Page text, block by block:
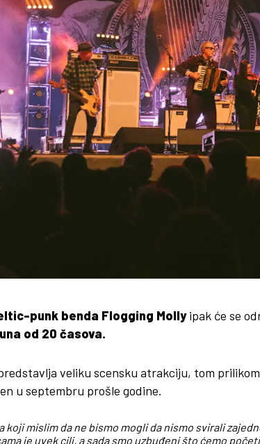
punk benda Flogging Mollyipak će se
od 20 časova.
veliku scensku atrakciju, tom
u septembru prošle godine.
koji mislim da ne bismo mogli da nismo svirali
je uvek cilj, a sada smo uzbuđeni što ćemo